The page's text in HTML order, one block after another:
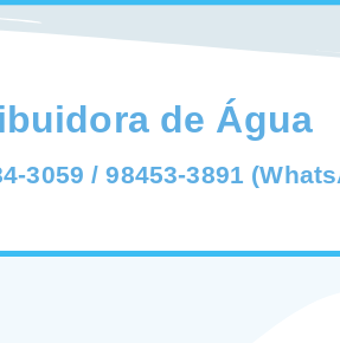
de Água
3059 / 98453-3891